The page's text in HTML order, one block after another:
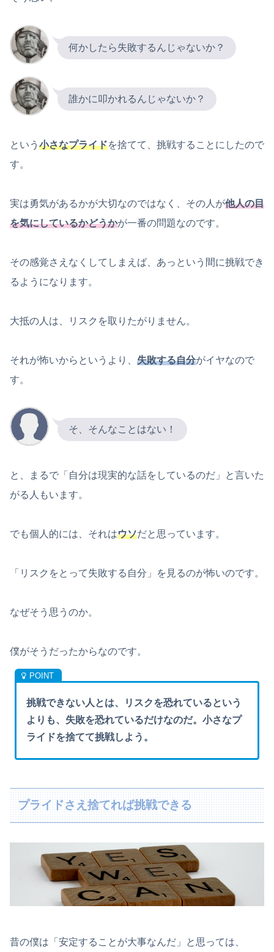
何かしたら失敗するんじゃないか？
誰かに叩かれるんじゃないか？
という 小さなプライドを捨てて、挑戦することにしたので
す。
実は勇気があるかが大切なのではなく、その人が他人の目
を気にしているかどうかが一番の問題なのです。
その感覚さえなくしてしまえば、あっという間に挑戦でき
るようになります。
大抵の人は、リスクを取りたがりません。
それが怖いからというより、 失敗する自分がイヤなので
す。
そ、そんなことはない！
と、まるで「自分は現実的な話をしているのだ」と言いた
がる人もいます。
でも個人的には、それはウソだと思っています。
「リスクをとって失敗する自分」を見るのが怖いのです。
なぜそう思うのか。
僕がそうだったからなのです。
挑戦できない人とは、リスクを恐れているという
よりも、失敗を恐れているだけなのだ。小さなプ
ライドを捨てて挑戦しよう。
プライドさえ捨てれば挑戦できる
昔の僕は「安定することが大事なんだ」と思っては、